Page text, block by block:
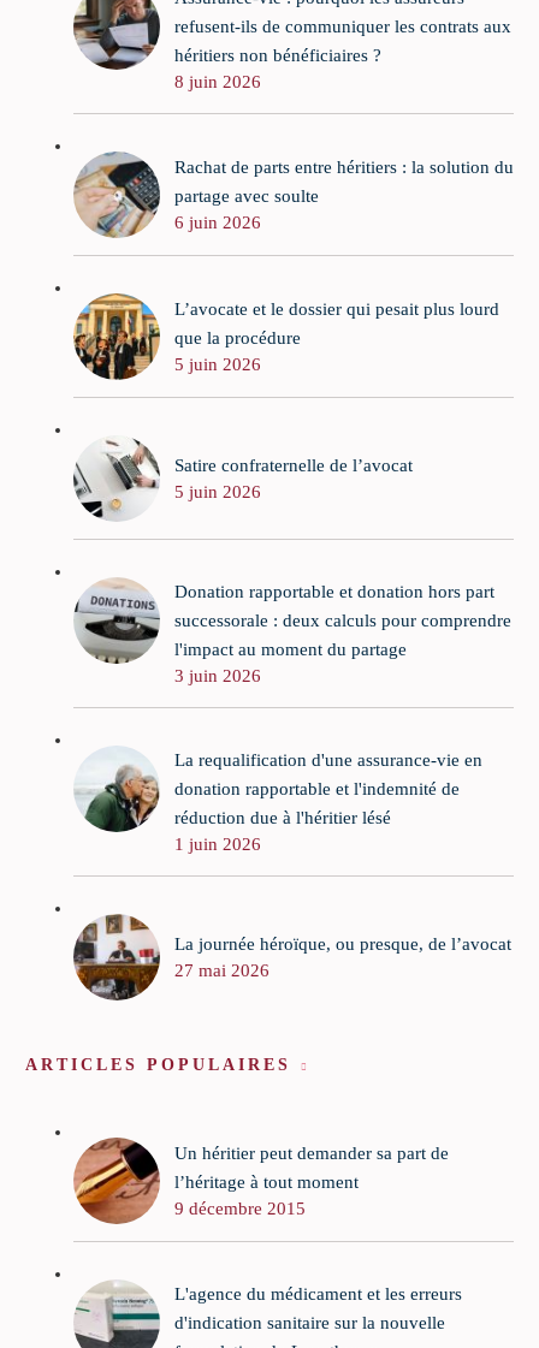
refusent-ils de communiquer les contrats aux
héritiers non bénéficiaires ?
8 juin 2026
Rachat de parts entre héritiers : la solution du
partage avec soulte
6 juin 2026
L’avocate et le dossier qui pesait plus lourd
que la procédure
5 juin 2026
Satire confraternelle de l’avocat
5 juin 2026
Donation rapportable et donation hors part
successorale : deux calculs pour comprendre
l'impact au moment du partage
3 juin 2026
La requalification d'une assurance-vie en
donation rapportable et l'indemnité de
réduction due à l'héritier lésé
1 juin 2026
La journée héroïque, ou presque, de l’avocat
27 mai 2026
ARTICLES POPULAIRES
Un héritier peut demander sa part de
l’héritage à tout moment
9 décembre 2015
L'agence du médicament et les erreurs
d'indication sanitaire sur la nouvelle